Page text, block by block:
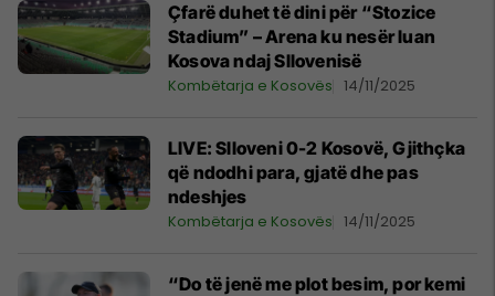
Çfarë duhet të dini për “Stozice
Stadium” – Arena ku nesër luan
Kosova ndaj Sllovenisë
Kombëtarja e Kosovës 14/11/2025
LIVE: Slloveni 0-2 Kosovë, Gjithçka
që ndodhi para, gjatë dhe pas
ndeshjes
Kombëtarja e Kosovës 14/11/2025
“Do të jenë me plot besim, por kemi